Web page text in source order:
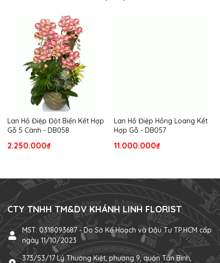
Lan Hồ Điệp Đột Biến Kết Hợp
Gỗ 5 Cành - DB058
2.250.000₫
Lan Hồ Điệp Hồng Loang Kết
Hợp Gỗ - DB057
11.000.000₫
CTY TNHH TM&DV KHÁNH LINH FLORIST
MST: 0318093687 - Do Sở Kế Hoạch và Đầu Tư TP.HCM cấp
ngày 11/10/2023
373/53/17 Lý Thường Kiệt, phường 9, quận Tân Bình,